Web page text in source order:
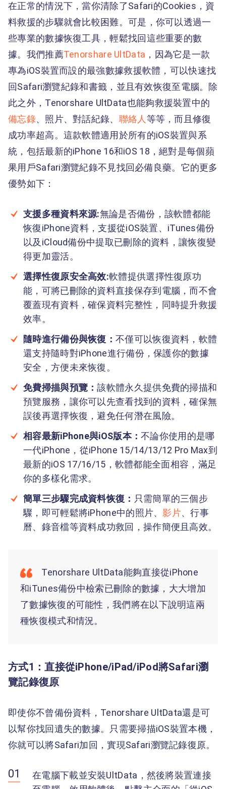
在正常的情況下，當你清除了Safari的Cookies，資
料救援的步驟就會比較困難。可是，你可以透過一
些專業的數據恢復工具，輕鬆找回這些重要的數
據。我們推薦Tenorshare UltData ，因為它是一款
專為iOS裝置而設的最強數據救援軟體，可以快速找
回Safari瀏覽紀錄和書籤，並且有效恢復至電腦。除
此之外，Tenorshare UltData也能夠救援裝置中的
備忘錄、照片、對話紀錄、 聯絡人 等等，而且修復
成功率超高。這款軟體適用於所有的iOS裝置與系
統，包括最新的iPhone 16和iOS 18，絕對是每個蘋
果用戶Safari瀏覽紀錄不見找回必備良藥。它的更多
優勢如下：
支援多種資料來源:無論是否備份，該軟體都能
恢復iPhone資料，支援從iOS裝置、iTunes備份
以及iCloud備份中提取已刪除的資料，讓恢復變
得更加靈活。
選擇性復原安全高效:軟體提供選擇性復原功
能，可將已刪除的資料直接保存到電腦，而不會
覆蓋現有資料，確保資料完整性，同時提升救援
效率。
隨時進行備份與恢復： 不僅可以恢復資料，軟體
還支持隨時對iPhone進行備份，保護你的數據
安全，方便未來恢復。
免費掃描與預覽：該軟體永久提供免費的掃描和
預覽服務，讓你可以先查看找到的資料，確保無
誤後再選擇恢復，避免任何潛在風險。
相容最新iPhone與iOS版本：不論你使用的是哪
一代iPhone，從iPhone 15/14/13/12 Pro Max到
最新的iOS 17/16/15，軟體都能全面相容，滿足
你的多樣化需求。
簡單三步驟完成資料恢復： 只需簡單的三個步
驟，即可輕鬆將iPhone中的照片、影片、行事
曆、錄音檔等資料成功救回，操作簡便且高效。
Tenorshare UltData能夠直接從iPhone
和iTunes備份中檢索已刪除的數據，大大增加
了數據恢復的可能性，我們將在以下說明這兩
種恢復模式和情況。
方式1：直接從iPhone/iPad/iPod將Safari瀏
覽記錄復原
即使你不曾備份資料，Tenorshare UltData還是可
以幫你找回遺失的數據。只需要掃描iOS裝置本機，
你就可以將Safari加回，實現Safari瀏覽記錄復原。
在電腦下載並安裝UltData，然後將裝置連接